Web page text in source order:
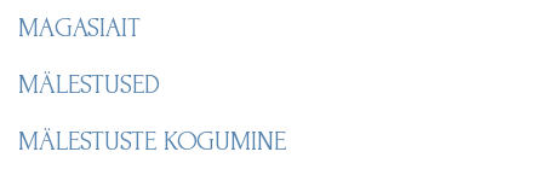
MAGASIAIT
MÄLESTUSED
MÄLESTUSTE KOGUMINE